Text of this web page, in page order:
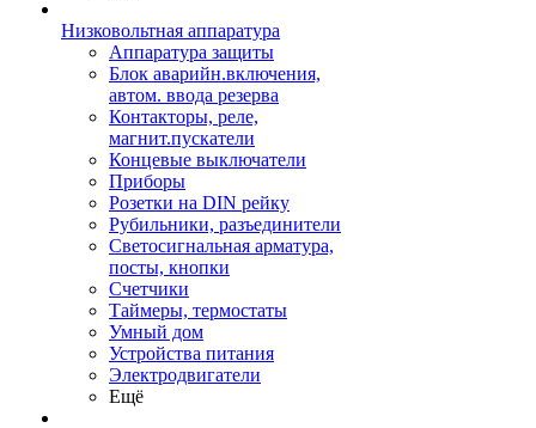
Низковольтная аппаратура
Аппаратура защиты
Блок аварийн.включения,
автом. ввода резерва
Контакторы, реле,
магнит.пускатели
Концевые выключатели
Приборы
Розетки на DIN рейку
Рубильники, разъединители
Светосигнальная арматура,
посты, кнопки
Счетчики
Таймеры, термостаты
Умный дом
Устройства питания
Электродвигатели
Ещё